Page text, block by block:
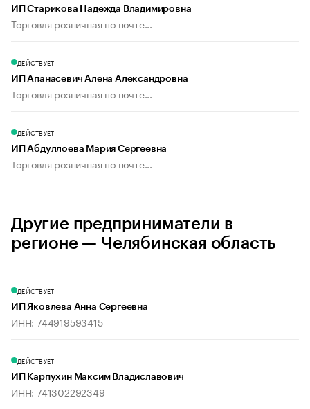
ИП Старикова Надежда Владимировна
Торговля розничная по почте...
ДЕЙСТВУЕТ
ИП Апанасевич Алена Александровна
Торговля розничная по почте...
ДЕЙСТВУЕТ
ИП Абдуллоева Мария Сергеевна
Торговля розничная по почте...
Другие предприниматели в
регионе — Челябинская область
ДЕЙСТВУЕТ
ИП Яковлева Анна Сергеевна
ИНН: 744919593415
ДЕЙСТВУЕТ
ИП Карпухин Максим Владиславович
ИНН: 741302292349